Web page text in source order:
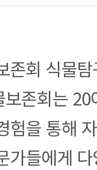
존회 식물
존회는
험을 통해
가들에게